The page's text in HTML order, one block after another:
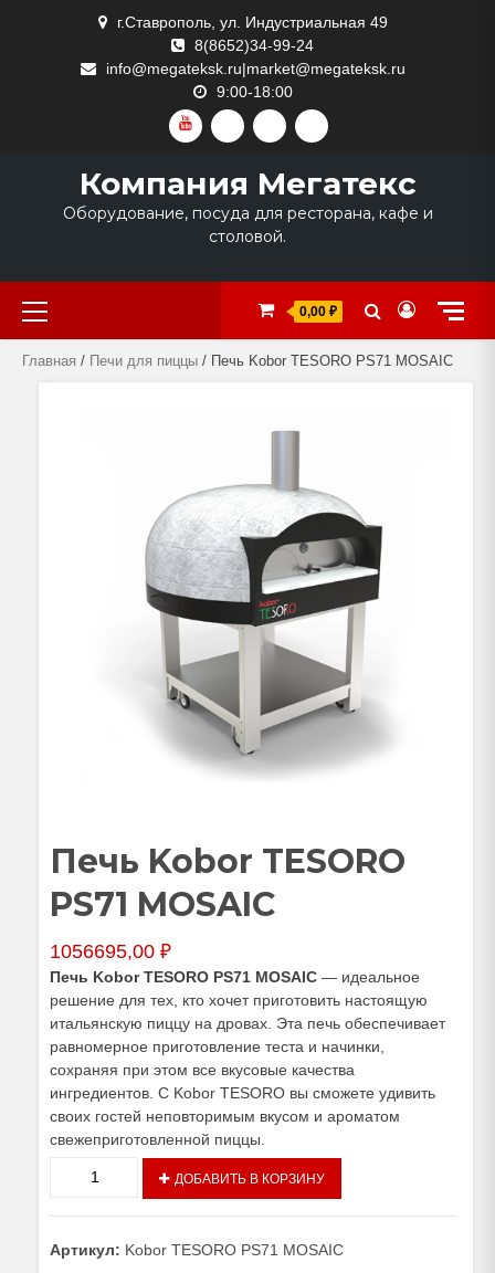
г.Ставрополь, ул. Индустриальная 49
8(8652)34-99-24
info@megateksk.ru|market@megateksk.ru
9:00-18:00
YOUTUBEVKVIDEORUTUBEDZEN
Компания Мегатекс
Оборудование, посуда для ресторана, кафе и
столовой.
Primary
Menu
0,00 ₽
Главная / Печи для пиццы / Печь Kobor TESORO PS71 MOSAIC
Печь Kobor TESORO
PS71 MOSAIC
1056695,00 ₽
Печь Kobor TESORO PS71 MOSAIC — идеальное
решение для тех, кто хочет приготовить настоящую
итальянскую пиццу на дровах. Эта печь обеспечивает
равномерное приготовление теста и начинки,
сохраняя при этом все вкусовые качества
ингредиентов. С Kobor TESORO вы сможете удивить
своих гостей неповторимым вкусом и ароматом
свежеприготовленной пиццы.
Печь
TESORO
ДОБАВИТЬ В КОРЗИНУ
Артикул: Kobor TESORO PS71 MOSAIC